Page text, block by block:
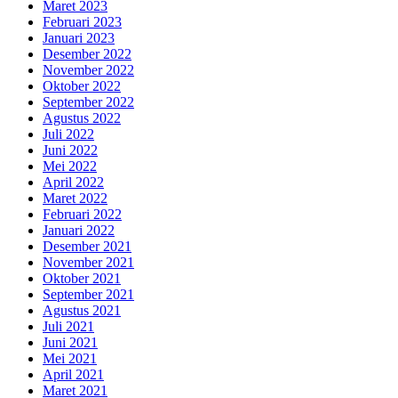
Maret 2023
Februari 2023
Januari 2023
Desember 2022
November 2022
Oktober 2022
September 2022
Agustus 2022
Juli 2022
Juni 2022
Mei 2022
April 2022
Maret 2022
Februari 2022
Januari 2022
Desember 2021
November 2021
Oktober 2021
September 2021
Agustus 2021
Juli 2021
Juni 2021
Mei 2021
April 2021
Maret 2021